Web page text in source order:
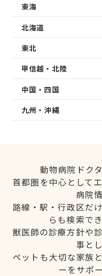
東海
北海道
東北
甲信越・北陸
中国・四国
九州・沖縄
動物病院ドク
首都圏を中心として
病院
路線・駅・行政区だ
らも検索で
獣医師の診療方針や
事と
ペットも大切な家族
ーをサポ